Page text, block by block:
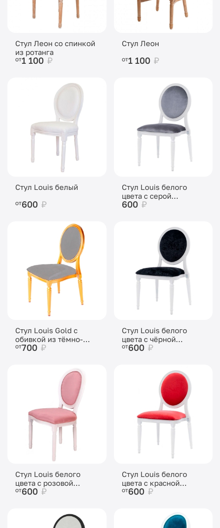
Стул Леон со спинкой
из ротанга
от1 100 ₽
Стул Леон
от1 100 ₽
Стул Louis белый
от600 ₽
Стул Louis белого
цвета с серой
бархатной обивкой
600 ₽
Стул Louis Gold с
обивкой из тёмно-
серого бархата
от700 ₽
Стул Louis белого
цвета с чёрной
бархатной обивкой
от600 ₽
Стул Louis белого
цвета с розовой
бархатной обивкой
от600 ₽
Стул Louis белого
цвета с красной
бархатной обивкой
от600 ₽